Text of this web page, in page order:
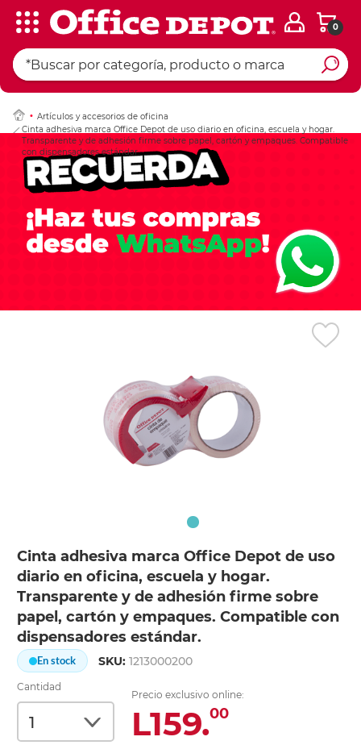
0
Artículos y accesorios de oficina
Cinta adhesiva marca Office Depot de uso diario en oficina, escuela y hogar.
Transparente y de adhesión firme sobre papel, cartón y empaques. Compatible
con dispensadores estándar.
Cinta adhesiva marca Office Depot de uso
diario en oficina, escuela y hogar.
Transparente y de adhesión firme sobre
papel, cartón y empaques. Compatible con
dispensadores estándar.
En stock SKU:1213000200
Cantidad
Precio exclusivo online:
L159.00
Ingresar Codigo